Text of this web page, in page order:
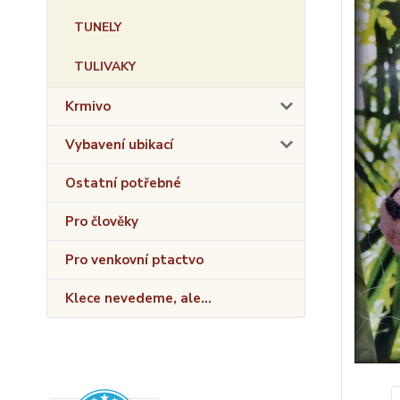
TUNELY
TULIVAKY
Krmivo
Vybavení ubikací
Ostatní potřebné
Pro člověky
Pro venkovní ptactvo
Klece nevedeme, ale...